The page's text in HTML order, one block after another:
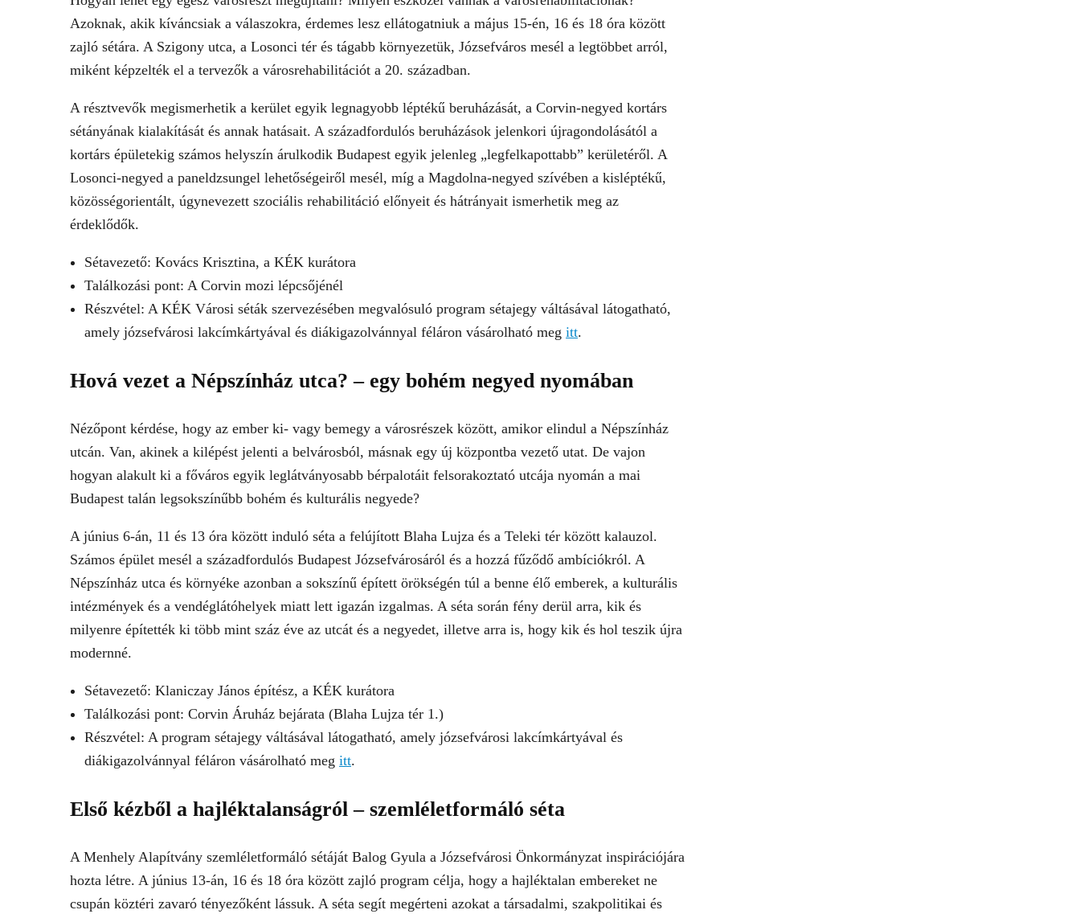
Azoknak, akik kíváncsiak a válaszokra, érdemes lesz ellátogatniuk a május 15-én, 16 és 18 óra között
zajló sétára. A Szigony utca, a Losonci tér és tágabb környezetük, Józsefváros mesél a legtöbbet arról,
miként képzelték el a tervezők a városrehabilitációt a 20. században.
A résztvevők megismerhetik a kerület egyik legnagyobb léptékű beruházását, a Corvin-negyed kortárs
sétányának kialakítását és annak hatásait. A századfordulós beruházások jelenkori újragondolásától a
kortárs épületekig számos helyszín árulkodik Budapest egyik jelenleg „legfelkapottabb” kerületéről. A
Losonci-negyed a paneldzsungel lehetőségeiről mesél, míg a Magdolna-negyed szívében a kisléptékű,
közösségorientált, úgynevezett szociális rehabilitáció előnyeit és hátrányait ismerhetik meg az
érdeklődők.
Sétavezető: Kovács Krisztina, a KÉK kurátora
Találkozási pont: A Corvin mozi lépcsőjénél
Részvétel: A KÉK Városi séták szervezésében megvalósuló program sétajegy váltásával látogatható,
amely józsefvárosi lakcímkártyával és diákigazolvánnyal féláron vásárolható meg itt.
Hová vezet a Népszínház utca? – egy bohém negyed nyomában
Nézőpont kérdése, hogy az ember ki- vagy bemegy a városrészek között, amikor elindul a Népszínház
utcán. Van, akinek a kilépést jelenti a belvárosból, másnak egy új központba vezető utat. De vajon
hogyan alakult ki a főváros egyik leglátványosabb bérpalotáit felsorakoztató utcája nyomán a mai
Budapest talán legsokszínűbb bohém és kulturális negyede?
A június 6-án, 11 és 13 óra között induló séta a felújított Blaha Lujza és a Teleki tér között kalauzol.
Számos épület mesél a századfordulós Budapest Józsefvárosáról és a hozzá fűződő ambíciókról. A
Népszínház utca és környéke azonban a sokszínű épített örökségén túl a benne élő emberek, a kulturális
intézmények és a vendéglátóhelyek miatt lett igazán izgalmas. A séta során fény derül arra, kik és
milyenre építették ki több mint száz éve az utcát és a negyedet, illetve arra is, hogy kik és hol teszik újra
modernné.
Sétavezető: Klaniczay János építész, a KÉK kurátora
Találkozási pont: Corvin Áruház bejárata (Blaha Lujza tér 1.)
Részvétel: A program sétajegy váltásával látogatható, amely józsefvárosi lakcímkártyával és
diákigazolvánnyal féláron vásárolható meg itt.
Első kézből a hajléktalanságról – szemléletformáló séta
A Menhely Alapítvány szemléletformáló sétáját Balog Gyula a Józsefvárosi Önkormányzat inspirációjára
hozta létre. A június 13-án, 16 és 18 óra között zajló program célja, hogy a hajléktalan embereket ne
csupán köztéri zavaró tényezőként lássuk. A séta segít megérteni azokat a társadalmi, szakpolitikai és